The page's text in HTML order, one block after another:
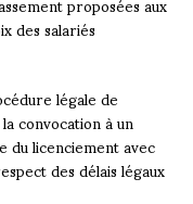
des salariés
légale de
convocation à un
licenciement avec
des délais légaux